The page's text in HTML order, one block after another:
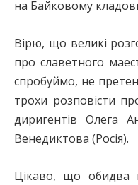
на Байковому
Вірю, що великі
про славетного
спробуймо, не
трохи розповісти
диригентів Олега
Венедиктова (Росія).
Цікаво, що обидва